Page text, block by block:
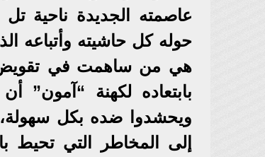
عاصمته الجديدة ناحية تل
حوله كل حاشيته وأتباعه
هي من ساهمت في تقويض
بابتعاده لكهنة “آمون”
ويحشدوا ضده بكل
إلى المخاطر التي تحيط